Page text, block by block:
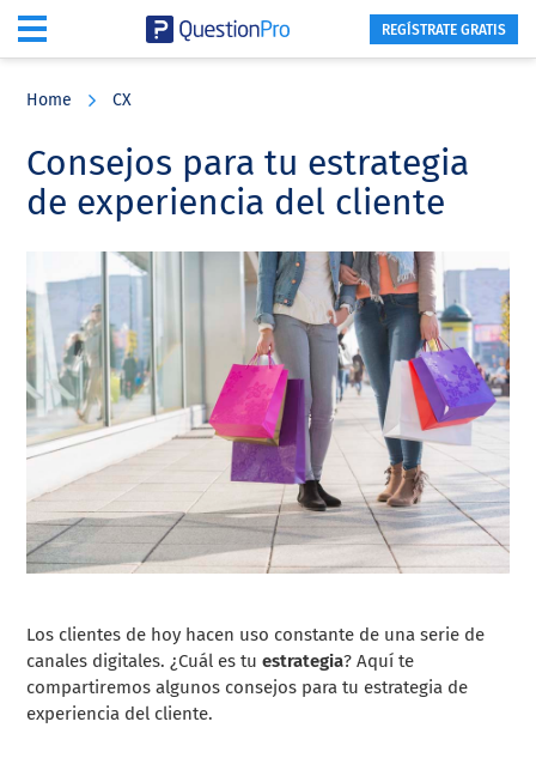
content
sidebar
REGÍSTRATE GRATIS
Home CX
Consejos para tu estrategia
de experiencia del cliente
Los clientes de hoy hacen uso constante de una serie de
canales digitales. ¿Cuál es tuestrategia? Aquí te
compartiremos algunos consejos para tu estrategia de
experiencia del cliente.